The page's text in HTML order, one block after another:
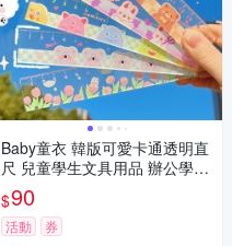
Baby童衣 韓版可愛卡通透明直
尺 兒童學生文具用品 辦公學習
文具 幼兒園小學生獎品 11914
$90
活動 券